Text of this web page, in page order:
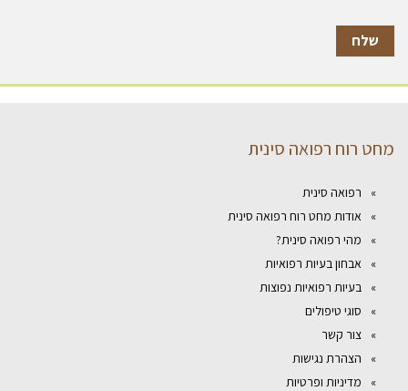
מחט רוח רפואה סינית
רפואה סינית
אודות מחט רוח רפואה סינית
מהי רפואה סינית?
אבחון בעיות רפואיות
בעיות רפואיות נפוצות
סוגי טיפולים
צור קשר
הצהרת נגישות
מדיניות ופרטיות